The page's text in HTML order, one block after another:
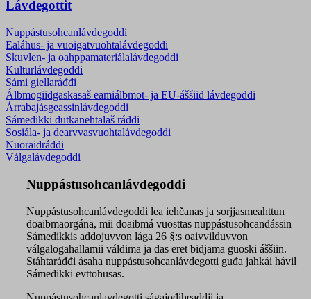
Lávdegottit
Nuppástusohcanlávdegoddi
Ealáhus- ja vuoigatvuohtalávdegoddi
Skuvlen- ja oahppamateriála­lávdegoddi
Kulturlávdegoddi
Sámi giellaráđđi
Álbmogiidgaskasaš eamiálbmot- ja EU-áššiid lávdegoddi
Árrabajásgeassinlávdegoddi
Sámedikki dutkanehtalaš ráđđi
Sosiála- ja dearvvasvuohta­lávdegoddi
Nuoraidráđđi
Válgalávdegoddi
Nuppástusohcanlávdegoddi
Nuppástusohcanlávdegoddi lea iehčanas ja sorjjasmeahttun
doaibmaorgána, mii doaibmá vuosttas nuppástusohcandássin
Sámedikkis addojuvvon lága 26 §:s oaivvilduvvon
válgalogahallamii váldima ja das eret bidjama guoski áššiin.
Stáhtaráđđi ásaha nuppástusohcanlávdegotti guđa jahkái hávil
Sámedikki evttohusas.